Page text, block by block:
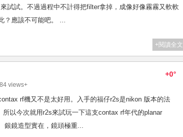
試試。不過過程中不計得把filter拿掉，成像好像霧霧又軟軟
？應該不可能吧。 ...
+閱讀全文
+0°
views+
rf機又不是太好用。入手的福仔r2s是nikon 版本的法
以今次就用r2s來試玩一下這支contax rf年代的planar
銀鏡造型實在，鏡頭極重...